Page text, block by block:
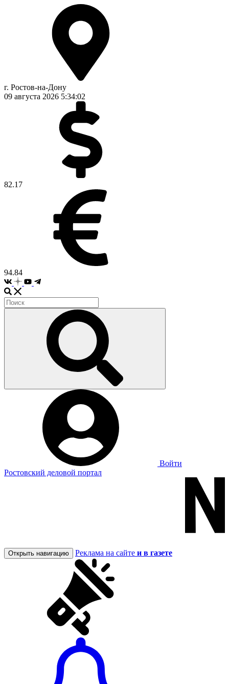
г. Ростов-на-Дону
09 августа 2026 5:34:03
82.17
94.84
Войти
Ростовский деловой портал
Открыть навигацию Реклама на сайте и в газете